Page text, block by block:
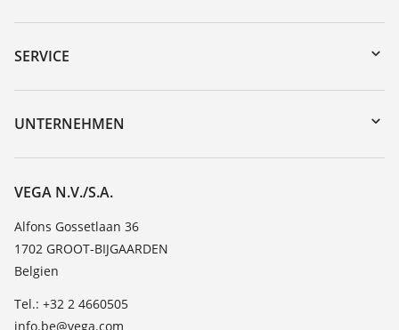
Download-Center
Gerätesuche (Seriennummer)
DTM Collection/PACTware
SERVICE
Geräterücksendung
Trainings
Beständigkeitsliste
TeamViewer
UNTERNEHMEN
Über VEGA
Kontakt
News
Presse
Blog
VEGA N.V./S.A.
Alfons Gossetlaan 36
1702 GROOT-BIJGAARDEN
Belgien
Tel.: +32 2 4660505
info.be@vega.com